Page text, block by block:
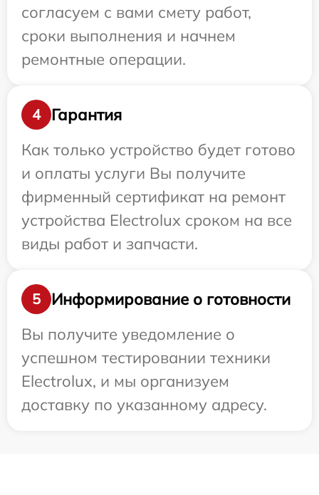
согласуем с вами смету работ,
сроки выполнения и начнем
ремонтные операции.
4
Гарантия
Как только устройство будет готово
и оплаты услуги Вы получите
фирменный сертификат на ремонт
устройства Electrolux сроком на все
виды работ и запчасти.
5
Информирование о готовности
Вы получите уведомление о
успешном тестировании техники
Electrolux, и мы организуем
доставку по указанному адресу.